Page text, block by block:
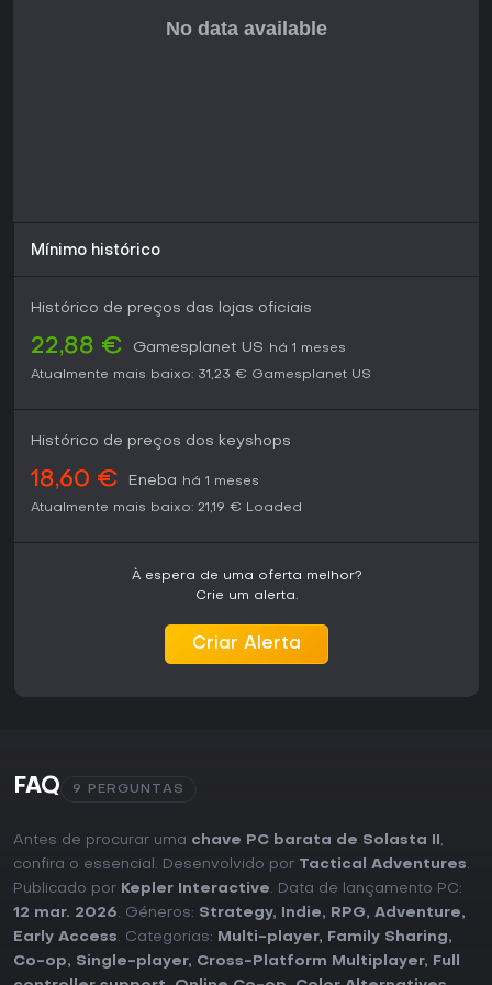
Mínimo histórico
Histórico de preços das lojas oficiais
22,88 € Gamesplanet US
há 1 meses
Atualmente mais baixo: 31,23 € Gamesplanet US
Histórico de preços dos keyshops
18,60 € Eneba
há 1 meses
Atualmente mais baixo: 21,19 € Loaded
À espera de uma oferta melhor?
Crie um alerta.
Criar Alerta
FAQ 9 PERGUNTAS
Antes de procurar uma chave PC barata de Solasta II ,
confira o essencial. Desenvolvido por Tactical Adventures.
Publicado por Kepler Interactive. Data de lançamento PC:
12 mar. 2026. Géneros: Strategy, Indie, RPG, Adventure,
Early Access. Categorias: Multi-player, Family Sharing,
Co-op, Single-player, Cross-Platform Multiplayer,
Full